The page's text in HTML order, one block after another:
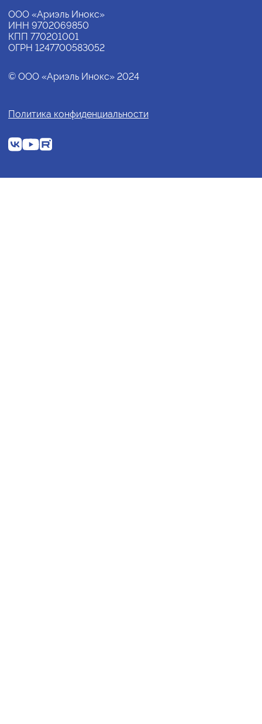
ООО «Ариэль Инокс»
ИНН 9702069850
КПП 770201001
ОГРН 1247700583052
© ООО «Ариэль Инокс» 2024
Политика конфиденциальности